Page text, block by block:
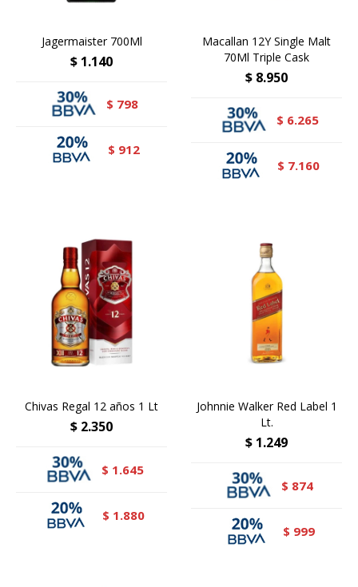
Jagermaister 700Ml
$ 1.140
$ 798
$ 912
Macallan 12Y Single Malt
70Ml Triple Cask
$ 8.950
$ 6.265
$ 7.160
Chivas Regal 12 años 1 Lt
$ 2.350
$ 1.645
$ 1.880
Johnnie Walker Red Label 1
Lt.
$ 1.249
$ 874
$ 999